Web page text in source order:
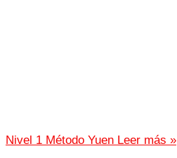
Nivel 1 Método Yuen Leer más »